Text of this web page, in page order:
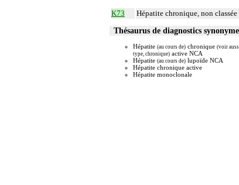
K73 Hépatite chronique, non
Thésaurus de diagnostics
Hépatite (au cours de) chronique (voir
type, chronique) active NCA
Hépatite (au cours de) lupoïde NCA
Hépatite chronique active
Hépatite monoclonale